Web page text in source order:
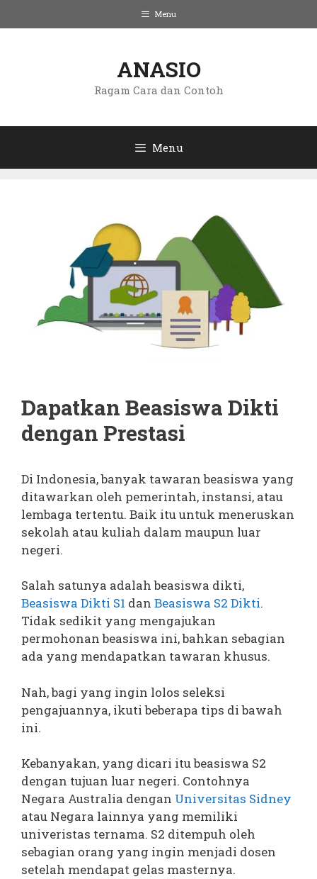
ke
Menu
ANASIO
Ragam Cara dan Contoh
Menu
Dapatkan Beasiswa Dikti
dengan Prestasi
Di Indonesia, banyak tawaran beasiswa yang
ditawarkan oleh pemerintah, instansi, atau
lembaga tertentu. Baik itu untuk meneruskan
sekolah atau kuliah dalam maupun luar
negeri.
Salah satunya adalah beasiswa dikti,
Beasiswa Dikti S1 dan Beasiswa S2 Dikti.
Tidak sedikit yang mengajukan
permohonan beasiswa ini, bahkan sebagian
ada yang mendapatkan tawaran khusus.
Nah, bagi yang ingin lolos seleksi
pengajuannya, ikuti beberapa tips di bawah
ini.
Kebanyakan, yang dicari itu beasiswa S2
dengan tujuan luar negeri. Contohnya
Negara Australia dengan Universitas Sidney
atau Negara lainnya yang memiliki
univeristas ternama. S2 ditempuh oleh
sebagian orang yang ingin menjadi dosen
setelah mendapat gelas masternya.